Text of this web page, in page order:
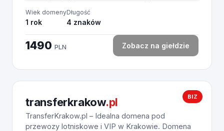
Wiek domeny
1 rok
Długość
4 znaków
1490 PLN Zobacz na giełdzie
BIZ
transferkrakow.pl
TransferKrakow.pl – Idealna domena pod
przewozy lotniskowe i VIP w Krakowie. Domena